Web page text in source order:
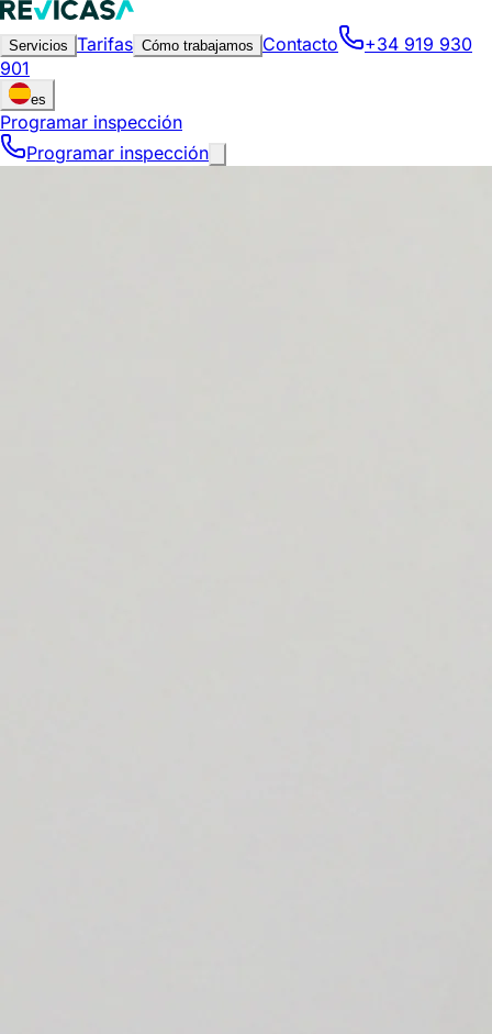
Servicios Tarifas Cómo trabajamos Contacto
+34 919 930
901
es
Programar inspección
Programar inspección